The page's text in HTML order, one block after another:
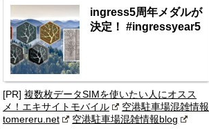
ingress5周年メダルが
決定！ #ingressyear5
[PR] 複数枚データSIMを使いたい人にオスス
メ！エキサイトモバイル
空港駐車場混雑情報
tomereru.net
空港駐車場混雑情報blog